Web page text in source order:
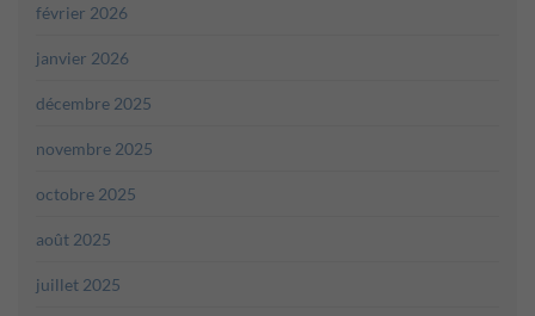
février 2026
janvier 2026
décembre 2025
novembre 2025
octobre 2025
août 2025
juillet 2025